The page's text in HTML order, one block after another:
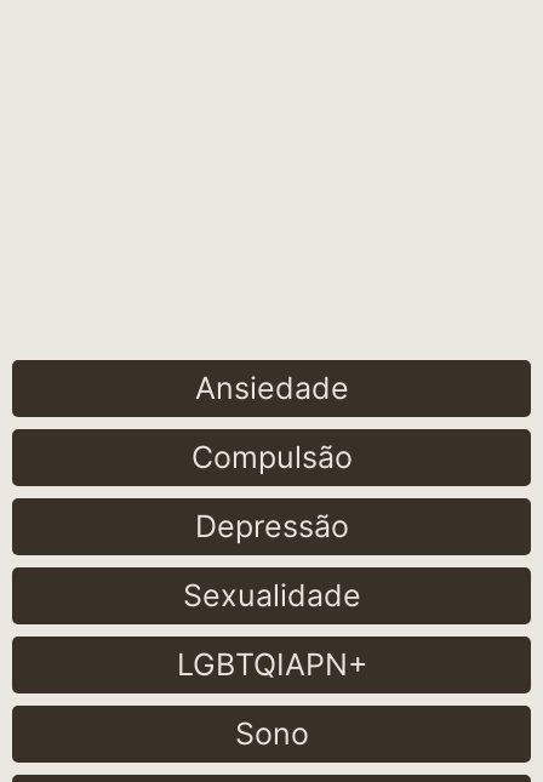
Ansiedade
Compulsão
Depressão
Sexualidade
LGBTQIAPN+
Sono